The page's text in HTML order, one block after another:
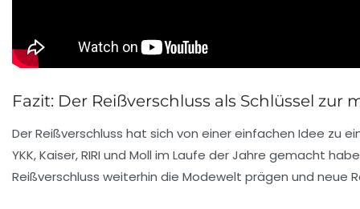
Fazit: Der Reißverschluss als Schlüssel
Der Reißverschluss hat sich von einer einfachen Idee zu
YKK,Kaiser,RIRI und Moll im Laufe der Jahre gemacht
Reißverschluss weiterhin die Modewelt prägen und neue